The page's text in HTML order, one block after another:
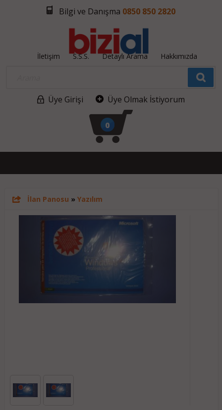
Bilgi ve Danışma 0850 850 2820
İletişim S.S.S. Detaylı Arama Hakkımızda
Üye Girişi Üye Olmak İstiyorum
0
İlan Panosu » Yazılım